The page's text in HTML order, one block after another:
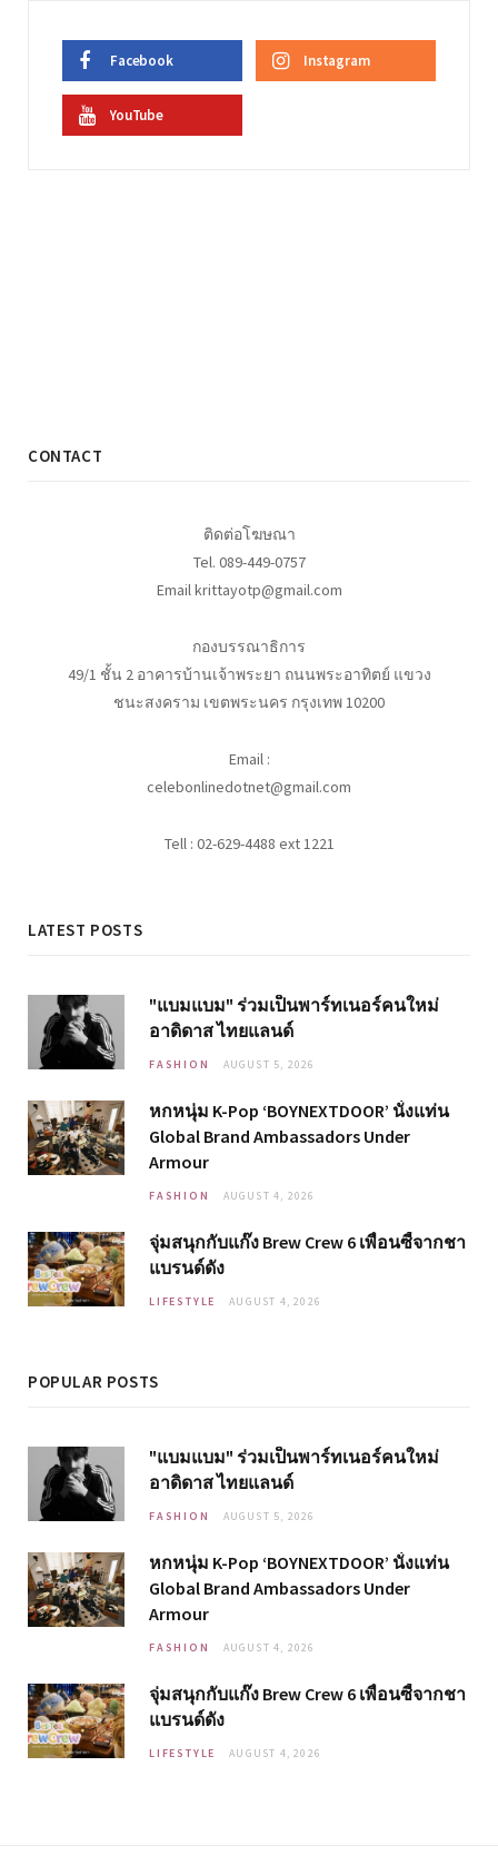
Facebook Instagram
YouTube
CONTACT
ติดต่อโฆษณา
Tel. 089-449-0757
Email krittayotp@gmail.com
กองบรรณาธิการ
49/1 ชั้น 2 อาคารบ้านเจ้าพระยา ถนนพระอาทิตย์ แขวง
ชนะสงคราม เขตพระนคร กรุงเทพ 10200
Email :
celebonlinedotnet@gmail.com
Tell : 02-629-4488 ext 1221
LATEST POSTS
"แบมแบม" ร่วมเป็นพาร์ทเนอร์คนใหม่
อาดิดาส ไทยแลนด์
FASHION AUGUST 5, 2026
หกหนุ่ม K-Pop ‘BOYNEXTDOOR’ นั่งแท่น
Global Brand Ambassadors Under
Armour
FASHION AUGUST 4, 2026
จุ่มสนุกกับแก๊ง Brew Crew 6 เพื่อนซี้จากชา
แบรนด์ดัง
LIFESTYLE AUGUST 4, 2026
POPULAR POSTS
"แบมแบม" ร่วมเป็นพาร์ทเนอร์คนใหม่
อาดิดาส ไทยแลนด์
FASHION AUGUST 5, 2026
หกหนุ่ม K-Pop ‘BOYNEXTDOOR’ นั่งแท่น
Global Brand Ambassadors Under
Armour
FASHION AUGUST 4, 2026
จุ่มสนุกกับแก๊ง Brew Crew 6 เพื่อนซี้จากชา
แบรนด์ดัง
LIFESTYLE AUGUST 4, 2026